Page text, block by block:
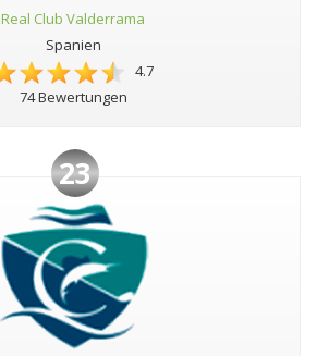
Real Club Valderrama
Spanien
4.7
74 Bewertungen
23